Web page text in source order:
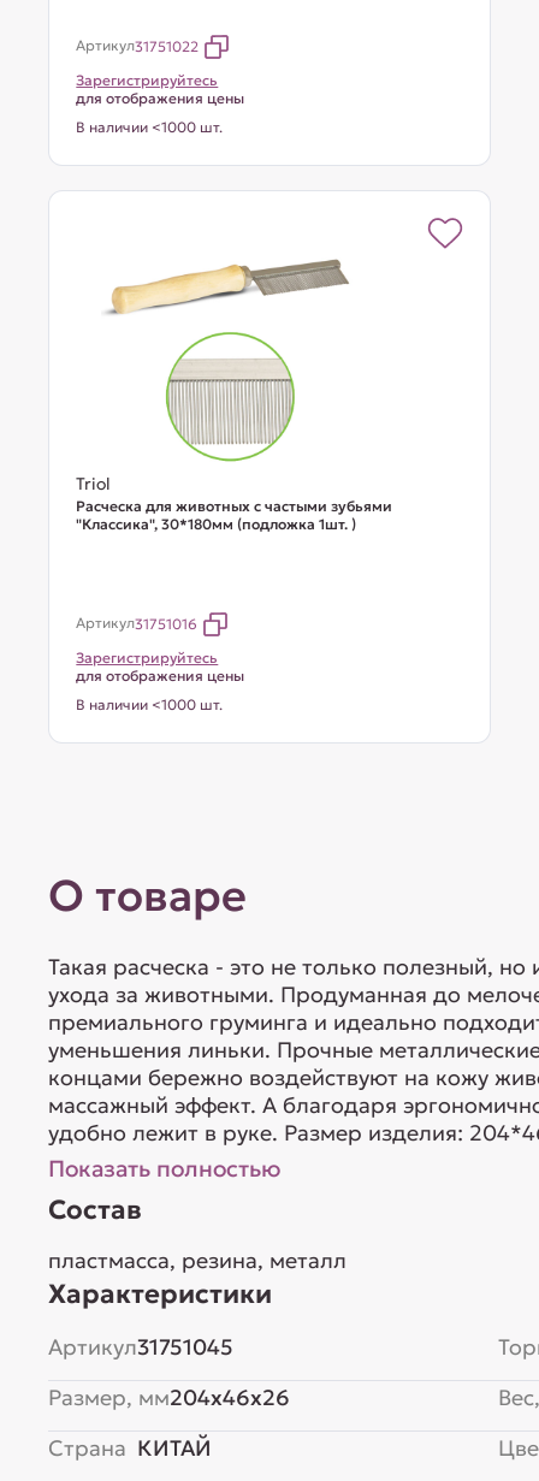
Артикул31751022
Зарегистрируйтесь
для отображения цены
В наличии <1000 шт.
Triol
Расческа для животных с частыми зубьями
"Классика", 30*180мм (подложка 1шт. )
Артикул31751016
Зарегистрируйтесь
для отображения цены
В наличии <1000 шт.
О товаре
Такая расческа - это не только полезный,
ухода за животными. Продуманная до
премиального груминга и идеально
уменьшения линьки. Прочные
концами бережно воздействуют на кожу
массажный эффект. А благодаря
удобно лежит в руке. Размер изделия:
Показать полностью
Состав
пластмасса, резина, металл
Характеристики
Артикул31751045
Размер, мм204x46x26
Страна КИТАЙ